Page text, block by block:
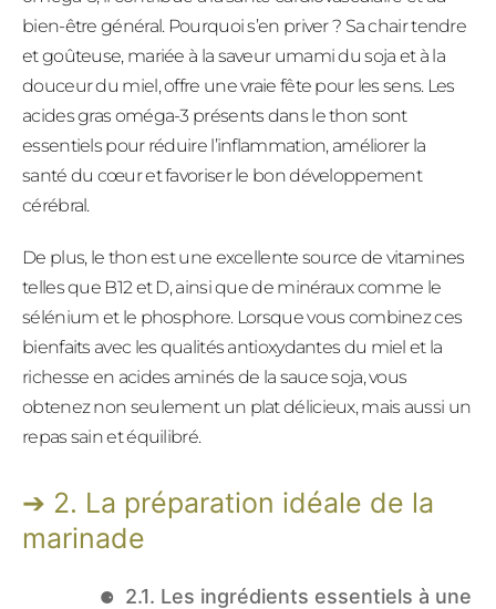
bien-être général. Pourquoi s’en priver ? Sa chair tendre
et goûteuse, mariée à la saveur umami du soja et à la
douceur du miel, offre une vraie fête pour les sens. Les
acides gras oméga-3 présents dans le thon sont
essentiels pour réduire l’inflammation, améliorer la
santé du cœur et favoriser le bon développement
cérébral.
De plus, le thon est une excellente source de vitamines
telles que B12 et D, ainsi que de minéraux comme le
sélénium et le phosphore. Lorsque vous combinez ces
bienfaits avec les qualités antioxydantes du miel et la
richesse en acides aminés de la sauce soja, vous
obtenez non seulement un plat délicieux, mais aussi un
repas sain et équilibré.
2. La préparation idéale de la
marinade
2.1. Les ingrédients essentiels à une